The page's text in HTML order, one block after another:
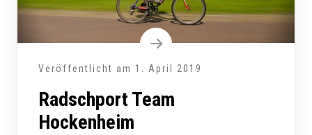
Veröffentlicht am 1. April 2019
Radschport Team
Hockenheim